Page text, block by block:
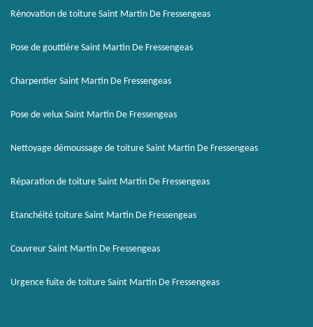
Rénovation de toiture Saint Martin De Fressengeas
Pose de gouttière Saint Martin De Fressengeas
Charpentier Saint Martin De Fressengeas
Pose de velux Saint Martin De Fressengeas
Nettoyage démoussage de toiture Saint Martin De Fressengeas
Réparation de toiture Saint Martin De Fressengeas
Etanchéité toiture Saint Martin De Fressengeas
Couvreur Saint Martin De Fressengeas
Urgence fuite de toiture Saint Martin De Fressengeas